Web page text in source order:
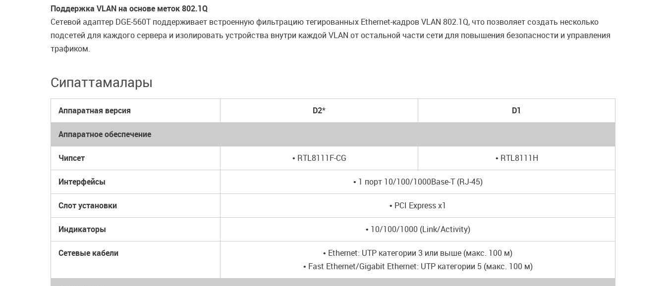
Поддержка VLAN на основе меток 802.1Q
Сетевой адаптер DGE-560T поддерживает встроенную фильтрацию тегированных Ethernet-кадров VLAN 802.1Q, что позволяет создать несколько
подсетей для каждого сервера и изолировать устройства внутри каждой VLAN от остальной части сети для повышения безопасности и управления
трафиком.
Сипаттамалары
Аппаратная версия D2* D1
Аппаратное обеспечение
Чипсет • RTL8111F-CG • RTL8111H
Интерфейсы • 1 порт 10/100/1000Base-T (RJ-45)
Слот установки • PCI Express x1
Индикаторы • 10/100/1000 (Link/Activity)
Сетевые кабели
• Ethernet: UTP категории 3 или выше (макс. 100 м)
• Fast Ethernet/Gigabit Ethernet: UTP категории 5 (макс. 100 м)